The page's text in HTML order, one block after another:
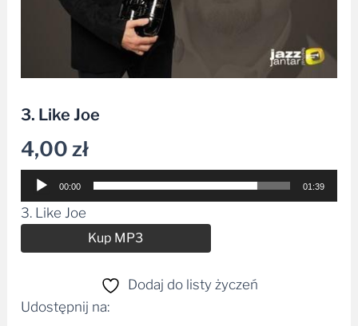
3. Like Joe
4,00zł
Odtwarzacz
plików
dźwiękowych
00:00 01:39
3. Like Joe
Kup MP3
Dodaj do listy życzeń
Udostępnij na: